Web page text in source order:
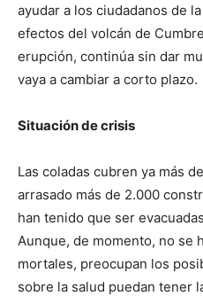
ayudar a los ciudadanos de
efectos del volcán de
erupción, continúa sin dar
vaya a cambiar a corto plazo.
Situación de crisis
Las coladas cubren ya más
arrasado más de 2.000
han tenido que ser
Aunque, de momento, no se
mortales, preocupan los
sobre la salud puedan tener